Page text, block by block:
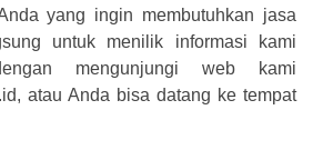
yang ingin membutuhkan jasa
untuk menilik informasi kami
mengunjungi web kami
atau Anda bisa datang ke tempat